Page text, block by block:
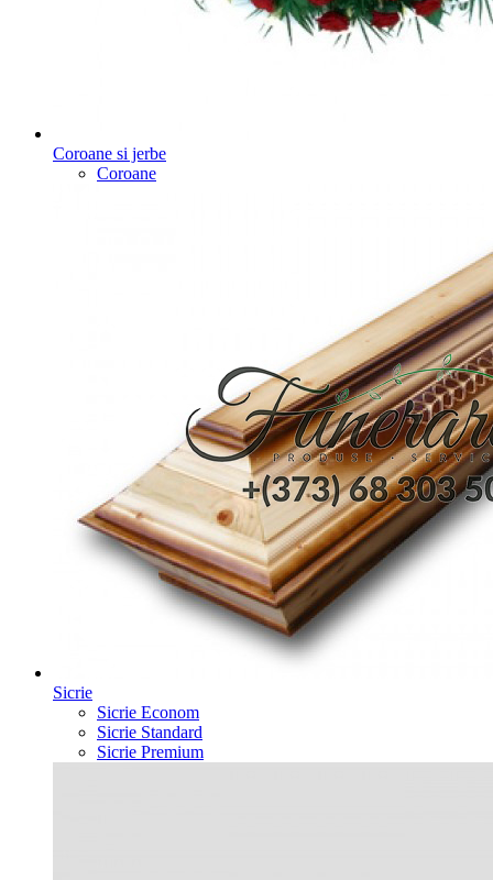
Coroane si jerbe
Coroane
Sicrie
Sicrie Econom
Sicrie Standard
Sicrie Premium